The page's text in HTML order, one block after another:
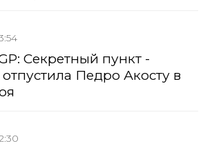
Секретный пункт -
Педро Акосту в